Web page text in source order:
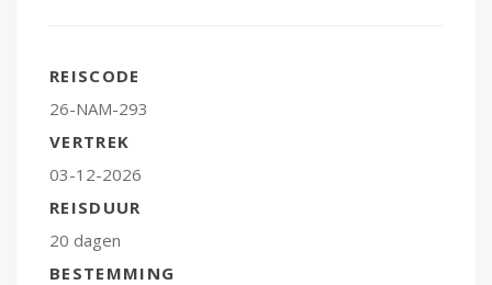
REISCODE
26-NAM-293
VERTREK
03-12-2026
REISDUUR
20 dagen
BESTEMMING